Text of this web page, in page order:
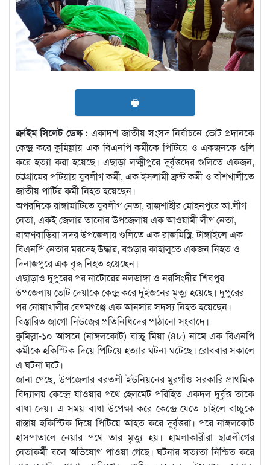
🖶
ক্রাইম সিলেট ডেস্ক : একাদশ জাতীয় সংসদ নির্বাচনে ভোট প্রদানকে
কেন্দ্র করে কুমিল্লায় এক বিএনপি কর্মীকে পিটিয়ে ও একজনকে গুলি
করে হত্যা করা হয়েছে। এছাড়া লক্ষ্মীপুরে দুর্বৃত্তদের গুলিতে একজন,
চট্টগ্রামের পটিয়ায় যুবলীগ কর্মী, এক ইসলামী ফ্রন্ট কর্মী ও বাঁশখালীতে
জাতীয় পার্টির কর্মী নিহত হয়েছেন।
অপরদিকে রাঙ্গামাটিতে যুবলীগ নেতা, রাজশাহীর মোহনপুরে আ.লীগ
নেতা, একই জেলার তানোর উপজেলায় এক আওয়ামী লীগ নেতা,
ব্রাহ্মণবাড়িয়া সদর উপজেলায় গুলিতে এক রাজমিস্ত্রি, টাঙ্গাইলে এক
বিএনপি নেতার মরদেহ উদ্ধার, বগুড়ার কাহালুতে একজন নিহত ও
দিনাজপুরে এক বৃদ্ধ নিহত হয়েছেন।
এছাড়াও দুপুরের পর নাটোরের নলডাঙ্গা ও নরসিংদীর শিবপুর
উপজেলায় ভোট দেয়াকে কেন্দ্র করে দুইজনের মৃত্যু হয়েছে। দুপুরের
পর নোয়াখালীর বেগমগঞ্জে এক আনসার সদস্য নিহত হয়েছেন।
বিস্তারিত জাগো নিউজের প্রতিনিধিদের পাঠানো সংবাদে।
কুমিল্লা-১০ আসনে (নাঙ্গলকোট) বাচ্চু মিয়া (৪৮) নামে এক বিএনপি
কর্মীকে হকিস্টিক দিয়ে পিটিয়ে হত্যার ঘটনা ঘটেছে। রোববার সকালে
এ ঘটনা ঘটে।
জানা গেছে, উপজেলার বরতলী ইউনিয়নের মুরগাঁও সরকারি প্রাথমিক
বিদ্যালয় কেন্দ্রে যাওয়ার পথে হেলমেট পরিহিত একদল দুর্বৃত্ত তাকে
বাধা দেয়। এ সময় বাধা উপেক্ষা করে কেন্দ্রে যেতে চাইলে বাচ্চুকে
রাস্তায় হকিস্টিক দিয়ে পিটিয়ে আহত করে দুর্বৃত্তরা। পরে নাঙ্গলকোট
হাসপাতালে নেয়ার পথে তার মৃত্যু হয়। হামলাকারীরা ছাত্রলীগের
নেতাকর্মী বলে অভিযোগ পাওয়া গেছে। ঘটনার সত্যতা নিশ্চিত করে